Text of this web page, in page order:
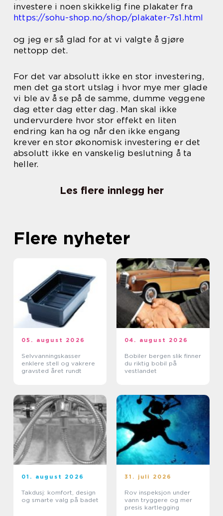
investere i noen skikkelig fine plakater fra
https://sohu-shop.no/shop/plakater-7s1.html
og jeg er så glad for at vi valgte å gjøre
nettopp det.
For det var absolutt ikke en stor investering,
men det ga stort utslag i hvor mye mer glade
vi ble av å se på de samme, dumme veggene
dag etter dag etter dag. Man skal ikke
undervurdere hvor stor effekt en liten
endring kan ha og når den ikke engang
krever en stor økonomisk investering er det
absolutt ikke en vanskelig beslutning å ta
heller.
Les flere innlegg her
Flere nyheter
05. august 2026
Selvvanningskasser
enklere stell og vakrere
gravsted året rundt
04. august 2026
Bobiler bergen slik finner
du riktig bobil på
vestlandet
01. august 2026
Takdusj: komfort, design
og smarte valg på badet
31. juli 2026
Rov inspeksjon under
vann tryggere og mer
presis kartlegging